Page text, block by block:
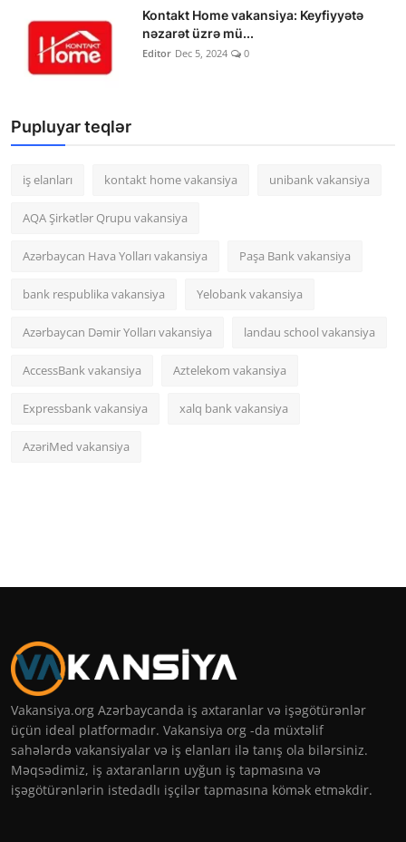
Kontakt Home vakansiya: Keyfiyyətə
nəzarət üzrə mü...
Editor Dec 5, 2024 0
Pupluyar teqlər
iş elanları kontakt home vakansiya unibank vakansiya
AQA Şirkətlər Qrupu vakansiya
Azərbaycan Hava Yolları vakansiya Paşa Bank vakansiya
bank respublika vakansiya Yelobank vakansiya
Azərbaycan Dəmir Yolları vakansiya landau school vakansiya
AccessBank vakansiya Aztelekom vakansiya
Expressbank vakansiya xalq bank vakansiya
AzəriMed vakansiya
Vakansiya.org Azərbaycanda iş axtaranlar və işəgötürənlər
üçün ideal platformadır. Vakansiya org -da müxtəlif
sahələrdə vakansiyalar və iş elanları ilə tanış ola bilərsiniz.
Məqsədimiz, iş axtaranların uyğun iş tapmasına və
işəgötürənlərin istedadlı işçilər tapmasına kömək etməkdir.